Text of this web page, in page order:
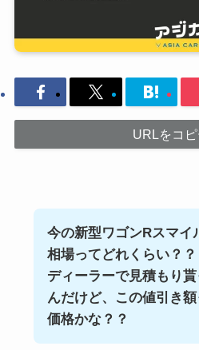
URLをコ
今の新型ワゴンRスマイ
相場ってどれくらい？？
ディーラーで見積もり
んだけど、この値引き
価格かな？？